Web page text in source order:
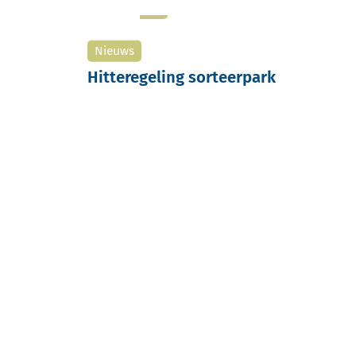
Hitteregeling sorteerpark
Nieuws
Hitteregeling sorteerpark